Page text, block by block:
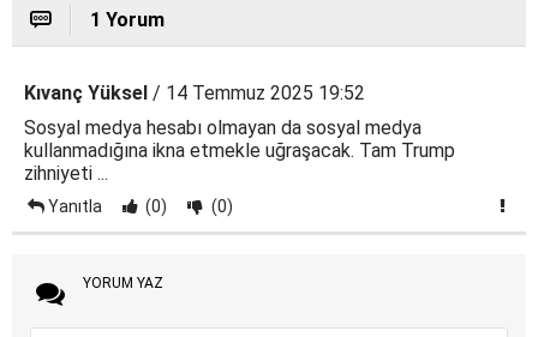
1 Yorum
Kıvanç Yüksel / 14 Temmuz 2025 19:52
Sosyal medya hesabı olmayan da sosyal medya
kullanmadığına ikna etmekle uğraşacak. Tam Trump
zihniyeti ...
Yanıtla (0) (0)
YORUM YAZ